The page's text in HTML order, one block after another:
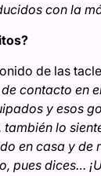
con la
de las
contacto en
y esos
lo
en casa y de
pues dices…